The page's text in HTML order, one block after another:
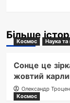
Більше
Космос Наука
Сонце це
жовтий
Олександр
Космос